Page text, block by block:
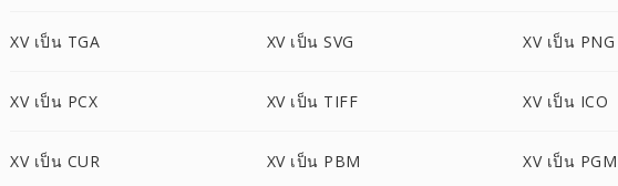
XV เป็น TGA XV เป็น SVG XV เป็น PNG
XV เป็น PCX XV เป็น TIFF XV เป็น ICO
XV เป็น CUR XV เป็น PBM XV เป็น PGM